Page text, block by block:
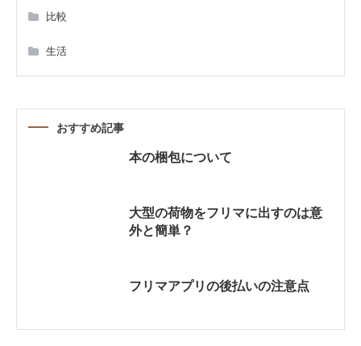
ョ
ン
比較
生活
おすすめ記事
本の梱包について
大型の荷物をフリマに出すのは意
外と簡単？
フリマアプリの後払いの注意点